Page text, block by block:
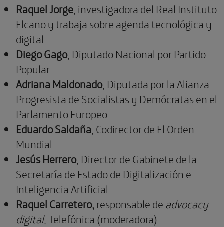
Raquel Jorge , investigadora del Real Instituto
Elcano y trabaja sobre agenda tecnológica y
digital.
Diego Gago, Diputado Nacional por Partido
Popular.
Adriana Maldonado, Diputada por la Alianza
Progresista de Socialistas y Demócratas en el
Parlamento Europeo.
Eduardo Saldaña , Codirector de El Orden
Mundial.
Jesús Herrero, Director de Gabinete de la
Secretaría de Estado de Digitalización e
Inteligencia Artificial.
Raquel Carretero,responsable deadvocacy
digital, Telefónica (moderadora).